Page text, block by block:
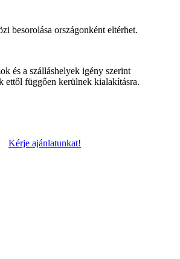
besorolása országonként eltérhet.
és a szálláshelyek igény szerint
ettől függően kerülnek kialakításra.
Kérje ajánlatunkat!